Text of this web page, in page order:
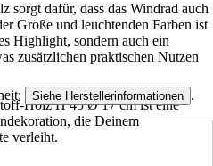
sorgt dafür, dass das Windrad auch
Größe und leuchtenden Farben ist
Highlight, sondern auch ein
zusätzlichen praktischen Nutzen
Holz H 45 Ø 17 cm ist eine
die Deinem
verleiht.
Siehe Herstellerinformationen .